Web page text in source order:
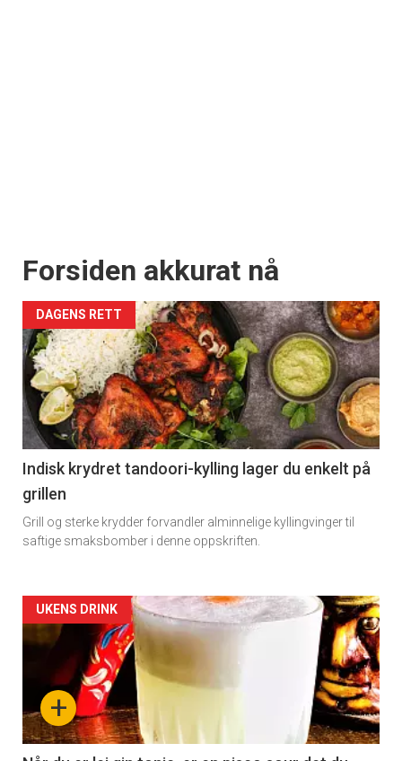
Forsiden akkurat nå
DAGENS RETT
Indisk krydret tandoori-kylling lager du enkelt på
grillen
Grill og sterke krydder forvandler alminnelige kyllingvinger til
saftige smaksbomber i denne oppskriften.
Forsiden
akkurat
nå
-
+
UKENS DRINK